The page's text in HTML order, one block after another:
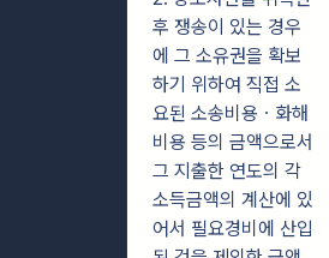
후 쟁송이 있는 경우
에 그 소유권을 확보
하기 위하여 직접 소
요된 소송비용ㆍ화해
비용 등의 금액으로서
그 지출한 연도의 각
소득금액의 계산에 있
어서 필요경비에 산입